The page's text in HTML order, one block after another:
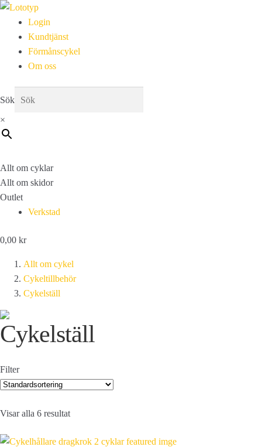
Login
Kundtjänst
Förmånscykel
Om oss
Sök
×
Allt om cyklar
Allt om skidor
Outlet
Verkstad
0,00 kr
Allt om cykel
Cykeltillbehör
Cykelställ
Cykelställ
Filter
Visar alla 6 resultat